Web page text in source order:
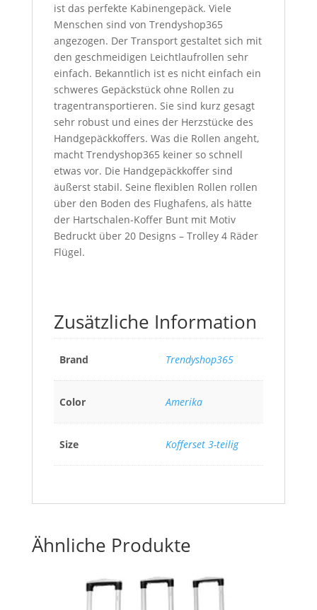
ist das perfekte Kabinengepäck. Viele
Menschen sind von Trendyshop365
angezogen. Der Transport gestaltet sich mit
den geschmeidigen Leichtlaufrollen sehr
einfach. Bekanntlich ist es nicht einfach ein
schweres Gepäckstück ohne Rollen zu
tragentransportieren. Sie sind kurz gesagt
sehr robust und eines der Herzstücke des
Handgepäckkoffers. Was die Rollen angeht,
macht Trendyshop365 keiner so schnell
etwas vor. Die Handgepäckkoffer sind
äußerst stabil. Seine flexiblen Rollen rollen
über den Boden des Flughafens, als hätte
der Hartschalen-Koffer Bunt mit Motiv
Bedruckt über 20 Designs – Trolley 4 Räder
Flügel.
Zusätzliche Information
Brand Trendyshop365
Color Amerika
Size Kofferset 3-teilig
Ähnliche Produkte